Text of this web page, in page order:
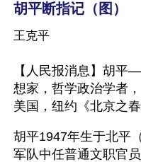
胡平断指记（图）
王克平
【人民报消息】胡
想家，哲学政治学者
美国，纽约《北京之春
胡平1947年生于北平
军队中任普通文职官